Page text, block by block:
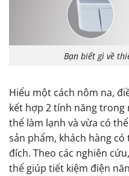
Bạn biết gì về
Hiểu một cách nôm na,
kết hợp 2 tính năng trong
thể làm lạnh và vừa có
sản phẩm, khách hàng
đích. Theo các nghiên
thể giúp tiết kiệm điện